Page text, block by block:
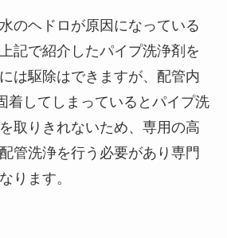
のヘドロが原因になっている
記で紹介したパイプ洗浄剤を
は駆除はできますが、配管内
着してしまっているとパイプ洗
取りきれないため、専用の高
管洗浄を行う必要があり専門
ります。